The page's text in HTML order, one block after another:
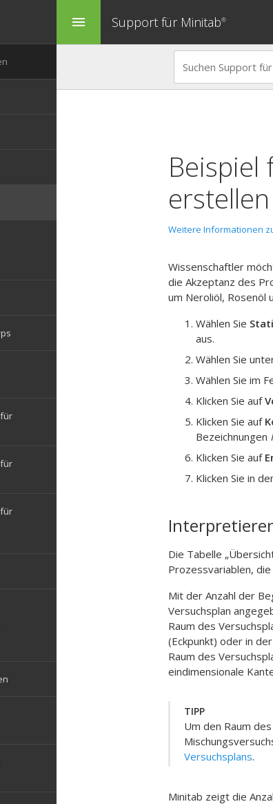
menu Support für Minitab®
Beispiel
erstellen
Weitere Informationen
Wissenschaftler
die Akzeptanz des
um Neroliöl, Rosenöl
Wählen Sie
aus.
Wählen Sie
Wählen Sie im
Klicken Sie auf
Klicken Sie auf
Bezeichnungen
Klicken Sie auf
Klicken Sie in
Die Tabelle
Prozessvariablen,
Mit der Anzahl der
Versuchsplan
Raum des
(Eckpunkt) oder in
Raum des
eindimensionale
TIPP
Um den Raum
Versuchsplans.
Minitab zeigt die